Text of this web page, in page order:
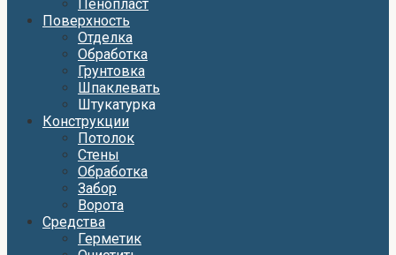
Пенопласт
Поверхность
Отделка
Обработка
Грунтовка
Шпаклевать
Штукатурка
Конструкции
Потолок
Стены
Обработка
Забор
Ворота
Средства
Герметик